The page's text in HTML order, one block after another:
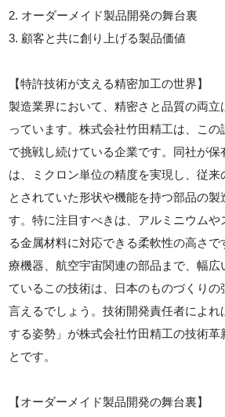
2. オーダーメイド製品開発の舞台裏
3. 顧客と共に創り上げる製品価値
【特許技術が支える精密加工の世界】
製造業界において、精密さと品質の両立
っています。株式会社竹田精工は、こ
で挑戦し続けている企業です。同社が
は、ミクロン単位の精度を実現し、従
とされていた形状や機能を持つ部品の製
す。特に注目すべきは、アルミニウムや
る金属材料に対応できる柔軟性の高さ
療機器、航空宇宙関連の部品まで、幅
ているこの技術は、日本のものづくりの
言えるでしょう。技術開発責任者によ
する姿勢」が株式会社竹田精工の技術革
とです。
【オーダーメイド製品開発の舞台裏】